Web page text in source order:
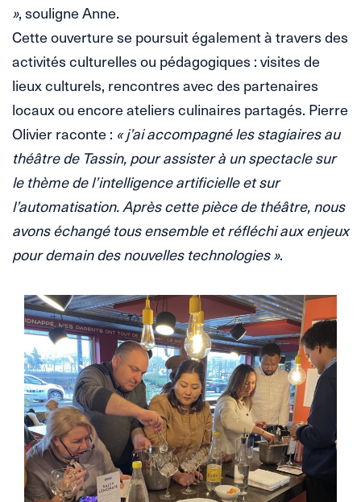
», souligne Anne.
Cette ouverture se poursuit également à travers des
activités culturelles ou pédagogiques : visites de
lieux culturels, rencontres avec des partenaires
locaux ou encore ateliers culinaires partagés. Pierre
Olivier raconte : « j’ai accompagné les stagiaires au
théâtre de Tassin, pour assister à un spectacle sur
le thème de l’intelligence artificielle et sur
l’automatisation. Après cette pièce de théâtre, nous
avons échangé tous ensemble et réfléchi aux enjeux
pour demain des nouvelles technologies ».